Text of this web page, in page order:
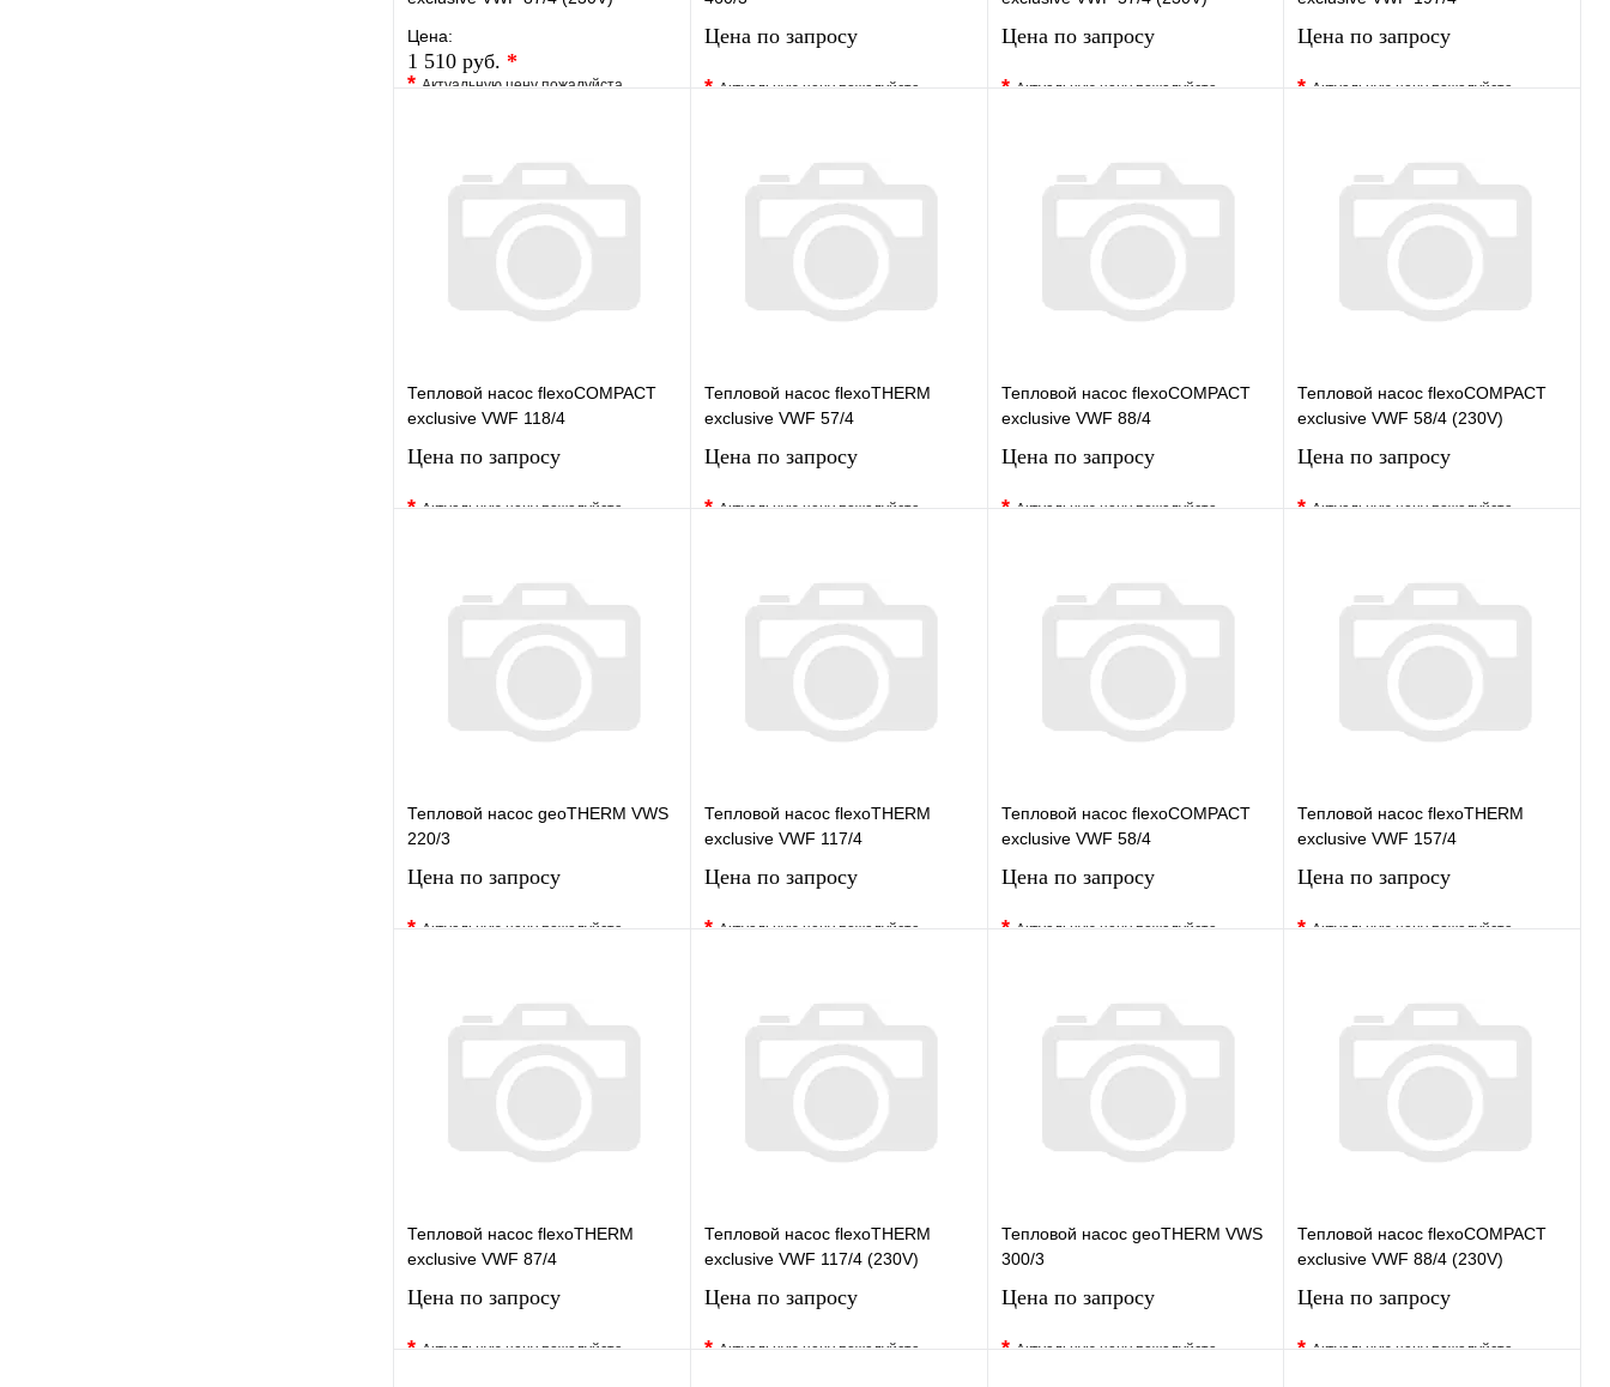
Цена:
1 510 руб. *
*Актуальную цену пожалуйста
Купить в 1 клик Под заказ
Цена по запросу
*Актуальную цену пожалуйста
Купить в 1 клик Под заказ
Цена по запросу
*Актуальную цену пожалуйста
Купить в 1 клик Под заказ
Цена по запросу
*Актуальную цену пожалуйста
Купить в 1 клик Под заказ
Тепловой насос flexoCOMPACT
exclusive VWF 118/4
Цена по запросу
*Актуальную цену пожалуйста
Купить в 1 клик Под заказ
Тепловой насос flexoTHERM
exclusive VWF 57/4
Цена по запросу
*Актуальную цену пожалуйста
Купить в 1 клик Под заказ
Тепловой насос flexoCOMPACT
exclusive VWF 88/4
Цена по запросу
*Актуальную цену пожалуйста
Купить в 1 клик Под заказ
Тепловой насос flexoCOMPACT
exclusive VWF 58/4 (230V)
Цена по запросу
*Актуальную цену пожалуйста
Купить в 1 клик Под заказ
Тепловой насос geoTHERM VWS
220/3
Цена по запросу
*Актуальную цену пожалуйста
Купить в 1 клик Под заказ
Тепловой насос flexoTHERM
exclusive VWF 117/4
Цена по запросу
*Актуальную цену пожалуйста
Купить в 1 клик Под заказ
Тепловой насос flexoCOMPACT
exclusive VWF 58/4
Цена по запросу
*Актуальную цену пожалуйста
Купить в 1 клик Под заказ
Тепловой насос flexoTHERM
exclusive VWF 157/4
Цена по запросу
*Актуальную цену пожалуйста
Купить в 1 клик Под заказ
Тепловой насос flexoTHERM
exclusive VWF 87/4
Цена по запросу
*Актуальную цену пожалуйста
Тепловой насос flexoTHERM
exclusive VWF 117/4 (230V)
Цена по запросу
*Актуальную цену пожалуйста
Тепловой насос geoTHERM VWS
300/3
Цена по запросу
*Актуальную цену пожалуйста
Тепловой насос flexoCOMPACT
exclusive VWF 88/4 (230V)
Цена по запросу
*Актуальную цену пожалуйста